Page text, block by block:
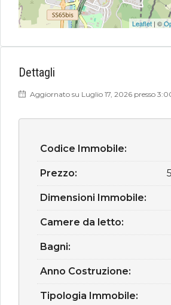
Leaflet | ©
Dettagli
Aggiornato su Luglio 17, 2026 presso
Codice Immobile:
Prezzo:
Dimensioni Immobile:
Camere da letto:
Bagni:
Anno Costruzione:
Tipologia Immobile: